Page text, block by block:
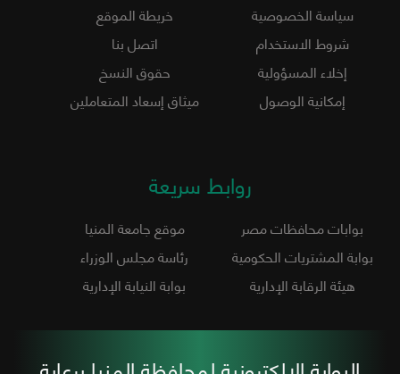
سياسة الخصوصية
خريطة الموقع
شروط الاستخدام
اتصل بنا
إخلاء المسؤولية
حقوق النسخ
إمكانية الوصول
ميثاق إسعاد المتعاملين
روابط سريعة
بوابات محافظات مصر
موقع جامعة المنيا
بوابة المشتريات الحكومية
رئاسة مجلس الوزراء
هيئة الرقابة الإدارية
بوابة النيابة الإدارية